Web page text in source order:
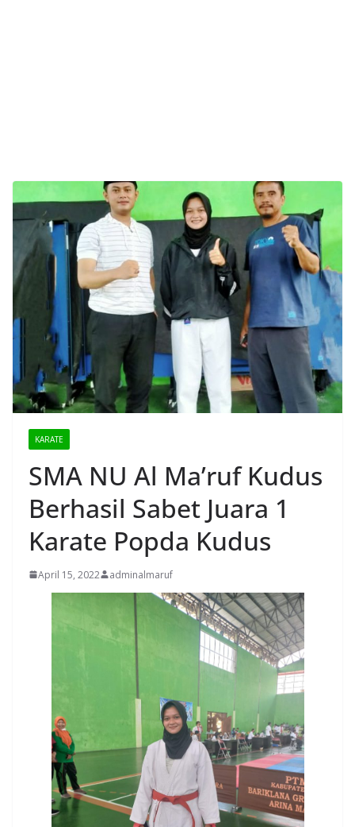
KARATE
SMA NU Al Ma’ruf Kudus
Berhasil Sabet Juara 1
Karate Popda Kudus
April 15, 2022 adminalmaruf